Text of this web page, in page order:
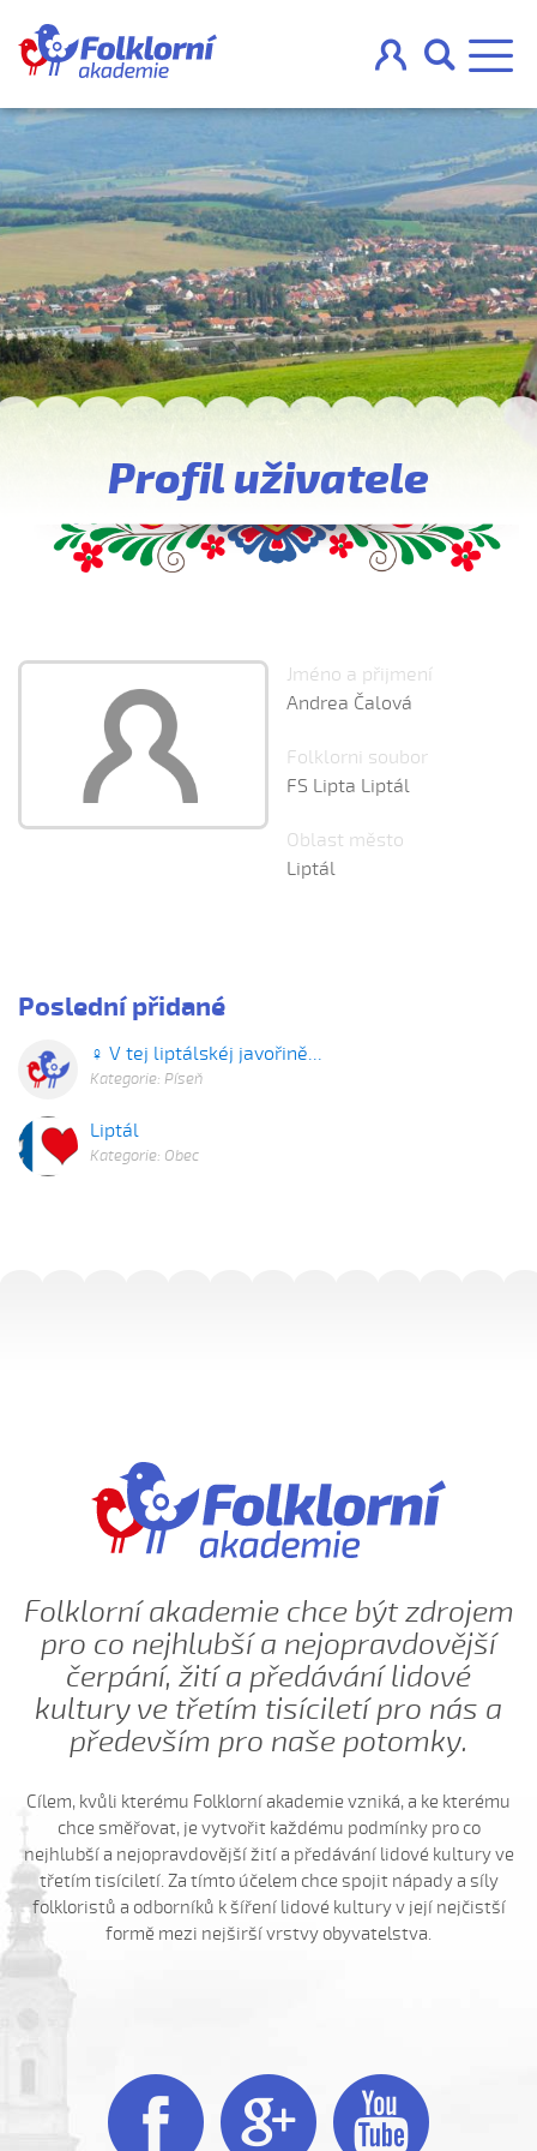
O projektu
Pravidla
Blog
  
Profil uživatele
Jméno a přijmení
Andrea Čalová
Folklorni soubor
FS Lipta Liptál
Oblast město
Liptál
Poslední přidané
♀ V tej liptálskéj javořině...
Kategorie: Píseň
Liptál
Kategorie: Obec
Folklorní akademie chce být zdrojem
pro co nejhlubší a nejopravdovější
čerpání, žití a předávání lidové
kultury ve třetím tisíciletí pro nás a
především pro naše potomky.
Cílem, kvůli kterému Folklorní akademie vzniká, a ke kterému
chce směřovat, je vytvořit každému podmínky pro co
nejhlubší a nejopravdovější žití a předávání lidové kultury ve
třetím tisíciletí. Za tímto účelem chce spojit nápady a síly
folkloristů a odborníků k šíření lidové kultury v její nejčistší
formě mezi nejširší vrstvy obyvatelstva.
